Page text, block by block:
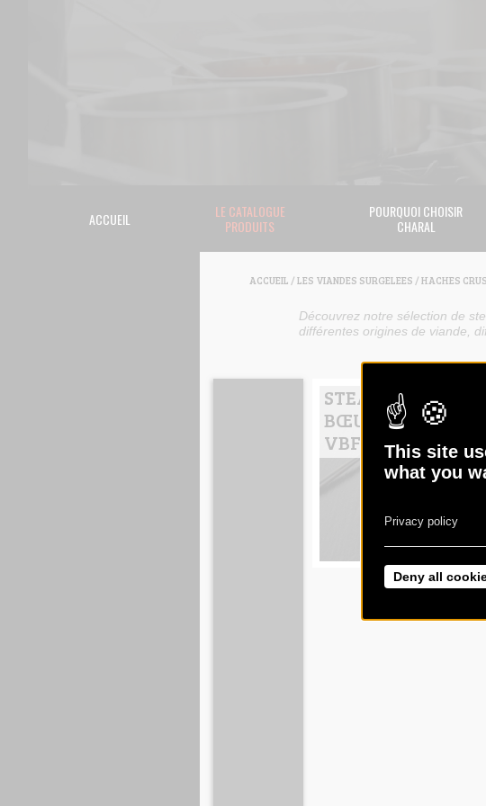
ACCUEIL
LE CATALOGUE
PRODUITS
POURQUOI CHOISIR
CHARAL
ACCUEIL / LES VIANDES SURGELEES / HACHES
Découvrez notre sélection de
différentes origines de viande,
STEAK HACHÉ PUR
BŒUF 15%MG 100G
VBF
This site
what you
Deny all
Privacy policy